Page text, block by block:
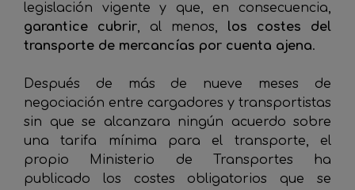
legislación vigente y que, en consecuencia,
garantice cubrir, al menos, los costes del
transporte de mercancías por cuenta ajena.
Después de más de nueve meses de
negociación entre cargadores y transportistas
sin que se alcanzara ningún acuerdo sobre
una tarifa mínima para el transporte, el
propio Ministerio de Transportes ha
publicado los costes obligatorios que se